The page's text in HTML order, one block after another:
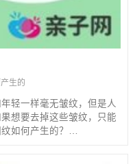
生的
轻一样毫无皱纹，但是人
想要去掉这些皱纹，只能
纹如何产生的？…